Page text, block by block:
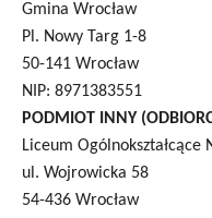
Gmina Wrocław
Pl. Nowy Targ 1-8
50-141 Wrocław
NIP: 8971383551
PODMIOT INNY
Liceum Ogólnokształcące
ul. Wojrowicka 58
54-436 Wrocław